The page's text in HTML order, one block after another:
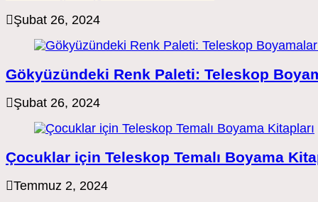
Şubat 26, 2024
Gökyüzündeki Renk Paleti: Teleskop
Şubat 26, 2024
Çocuklar için Teleskop Temalı Boyama
Temmuz 2, 2024